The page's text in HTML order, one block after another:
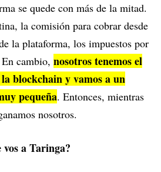
se quede con más de la mitad.
la comisión para cobrar desde
la plataforma, los impuestos por
cambio, nosotros tenemos el
blockchain y vamos a un
pequeña. Entonces, mientras
nosotros.
vos a Taringa?